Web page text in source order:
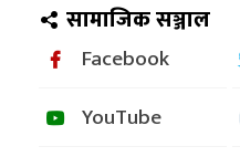
सामाजिक सञ्जाल
Facebook
YouTube